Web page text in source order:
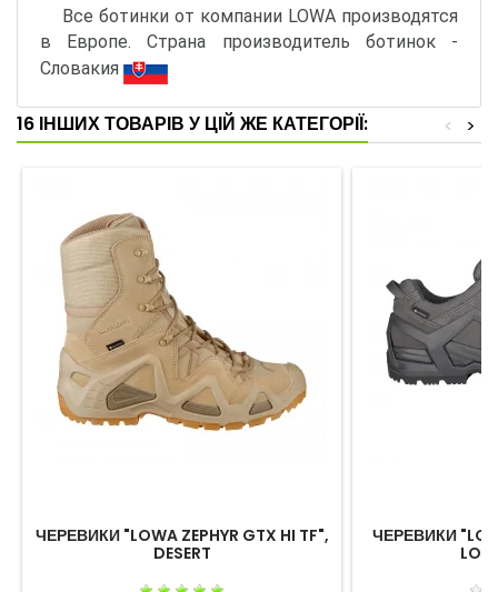
Все ботинки от компании LOWA производятся
в Европе. Страна производитель ботинок -
Словакия
16 ІНШИХ ТОВАРІВ У ЦІЙ ЖЕ КАТЕГОРІЇ: >
<
ЧЕРЕВИКИ "LOWA ZEPHYR GTX HI TF",
DESERT
ЧЕРЕВИКИ
LO